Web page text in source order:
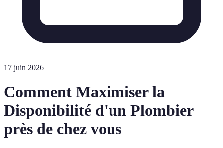
17 juin 2026
Comment Maximiser la
Disponibilité d'un Plombier
près de chez vous